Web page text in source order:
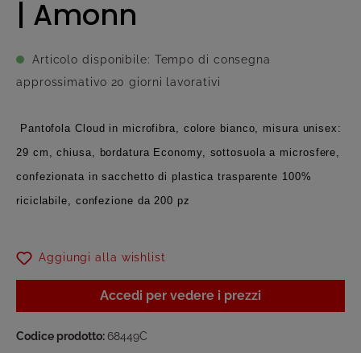
| Amonn
Articolo disponibile: Tempo di consegna
approssimativo 20 giorni lavorativi
Pantofola Cloud in microfibra, colore bianco, misura unisex:
29 cm, chiusa, bordatura Economy, sottosuola a microsfere,
confezionata in sacchetto di plastica trasparente 100%
riciclabile, confezione da 200 pz
Aggiungi alla wishlist
Accedi per vedere i prezzi
Codice prodotto:68449C